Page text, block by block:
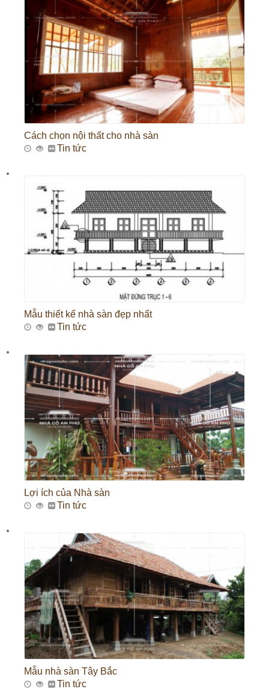
Cách chọn nội thất cho nhà sàn
Tin tức
Mẫu thiết kế nhà sàn đẹp nhất
Tin tức
Lợi ích của Nhà sàn
Tin tức
Mẫu nhà sàn Tây Bắc
Tin tức